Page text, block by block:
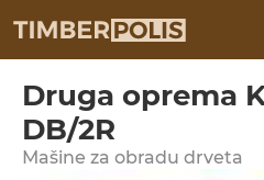
Druga oprema
DB/2R
Мašine za obradu drveta